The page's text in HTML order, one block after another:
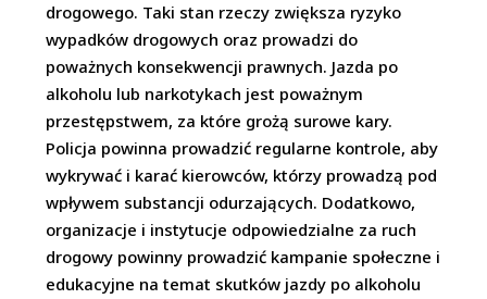
drogowego. Taki stan rzeczy zwiększa ryzyko
wypadków drogowych oraz prowadzi do
poważnych konsekwencji prawnych. Jazda po
alkoholu lub narkotykach jest poważnym
przestępstwem, za które grożą surowe kary.
Policja powinna prowadzić regularne kontrole, aby
wykrywać i karać kierowców, którzy prowadzą pod
wpływem substancji odurzających. Dodatkowo,
organizacje i instytucje odpowiedzialne za ruch
drogowy powinny prowadzić kampanie społeczne i
edukacyjne na temat skutków jazdy po alkoholu